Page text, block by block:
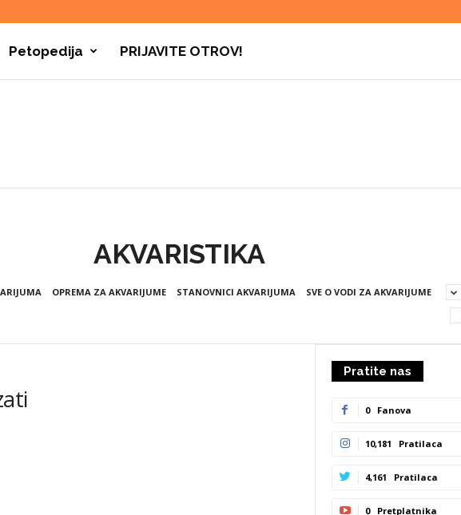
Petopedija PRIJAVITE OTROV!
AKVARISTIKA
OPREMA ZA AKVARIJUME STANOVNICI AKVARIJUMA SVE O VODI ZA AKVARIJUME
Pratite nas
0 Fanova
10,181 Pratilaca
4,161 Pratilaca
0 Pretplatnika